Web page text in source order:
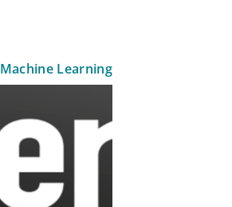
Machine Learning